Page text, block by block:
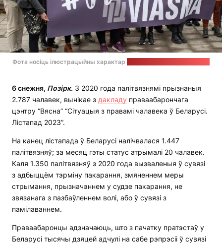
Фота носіць ілюстрацыйны характар
6 снежня, Позірк. З 2020 года палітвязнямі прызнаныя
2.787 чалавек, вынікае з дакладу праваабарончага
цэнтру “Вясна” “Сітуацыя з правамі чалавека ў Беларусі.
Лістапад 2023”.
На канец лістапада ў Беларусі налічвалася 1.447
палітвязняў; за месяц гэты статус атрымалі 20 чалавек.
Каля 1.350 палітвязняў з 2020 года вызваленыя ў сувязі
з адбыццём тэрміну пакарання, змяненнем меры
стрымання, прызначэннем у судзе пакарання, не
звязанага з пазбаўленнем волі, або ў сувязі з
памілаваннем.
Праваабаронцы адзначаюць, што з пачатку пратэстаў у
Беларусі тысячы дзяцей адчулі на сабе рэпрэсіі ў сувязі